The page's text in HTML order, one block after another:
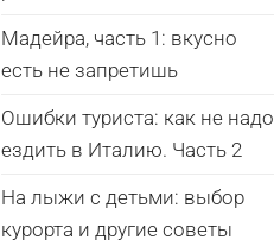
Мадейра, часть 1: вкусно
есть не запретишь
Ошибки туриста: как не надо
ездить в Италию. Часть 2
На лыжи с детьми: выбор
курорта и другие советы